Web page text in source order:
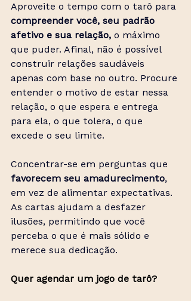
Aproveite o tempo com o tarô para
compreender você, seu padrão
afetivo e sua relação, o máximo
que puder. Afinal, não é possível
construir relações saudáveis
apenas com base no outro. Procure
entender o motivo de estar nessa
relação, o que espera e entrega
para ela, o que tolera, o que
excede o seu limite.
Concentrar-se em perguntas que
favorecem seu amadurecimento,
em vez de alimentar expectativas.
As cartas ajudam a desfazer
ilusões, permitindo que você
perceba o que é mais sólido e
merece sua dedicação.
Quer agendar um jogo de tarô?